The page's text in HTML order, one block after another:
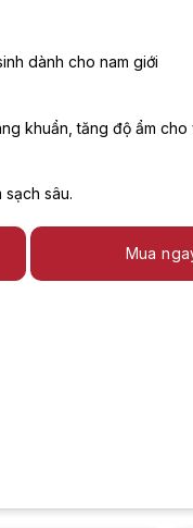
dành cho nam giới
khuẩn, tăng độ ẩm cho
sạch sâu.
Mua